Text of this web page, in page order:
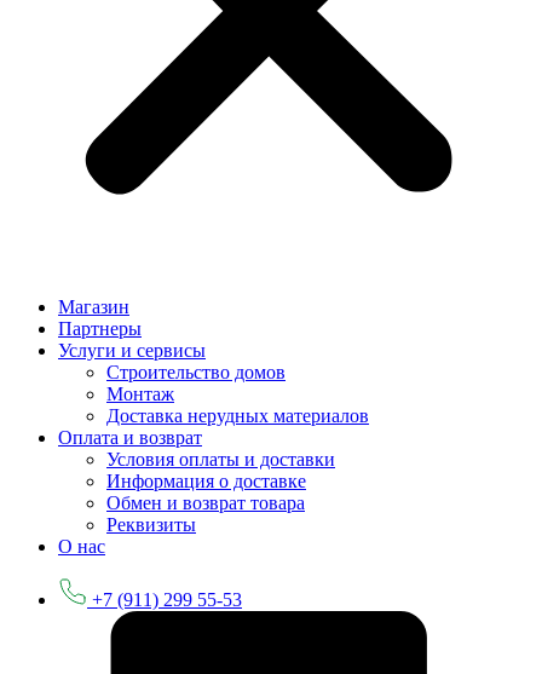
Магазин
Партнеры
Услуги и сервисы
Строительство домов
Монтаж
Доставка нерудных материалов
Оплата и возврат
Условия оплаты и доставки
Информация о доставке
Обмен и возврат товара
Реквизиты
О нас
+7 (911) 299 55-53